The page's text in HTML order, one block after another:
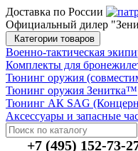
Доставка по России
Официальный дилер
Категории товаров
Военно-тактическая
Комплекты для
Тюнинг оружия
Тюнинг оружия Зенитка™
Тюнинг АК SAG
Аксессуары и запасные
+7 (495) 152-73-